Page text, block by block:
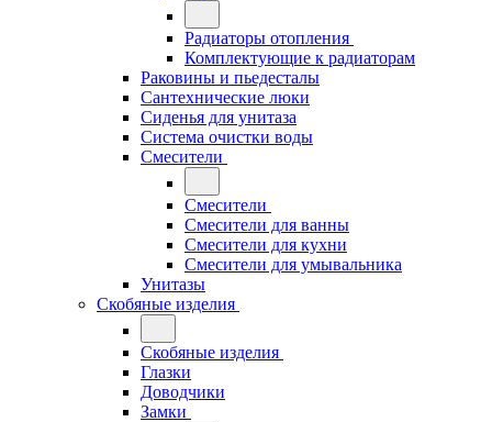
Радиаторы отопления
Комплектующие к радиаторам
Раковины и пьедесталы
Сантехнические люки
Сиденья для унитаза
Система очистки воды
Смесители
Смесители
Смесители для ванны
Смесители для кухни
Смесители для умывальника
Унитазы
Скобяные изделия
Скобяные изделия
Глазки
Доводчики
Замки